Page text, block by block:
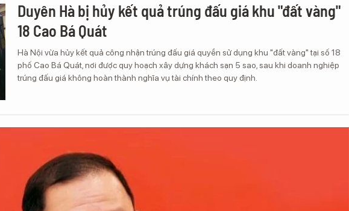
Duyên Hà bị hủy kết quả trúng đấu giá khu "đất vàng"
18 Cao Bá Quát
Hà Nội vừa hủy kết quả công nhận trúng đấu giá quyền sử dụng khu "đất vàng" tại số 18
phố Cao Bá Quát, nơi được quy hoạch xây dựng khách sạn 5 sao, sau khi doanh nghiệp
trúng đấu giá không hoàn thành nghĩa vụ tài chính theo quy định.